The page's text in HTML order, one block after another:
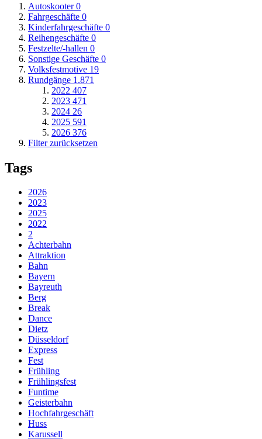
Autoskooter 0
Fahrgeschäfte 0
Kinderfahrgeschäfte 0
Reihengeschäfte 0
Festzelte/-hallen 0
Sonstige Geschäfte 0
Volksfestmotive 19
Rundgänge 1.871
2022 407
2023 471
2024 26
2025 591
2026 376
Filter zurücksetzen
Tags
2026
2023
2025
2022
2
Achterbahn
Attraktion
Bahn
Bayern
Bayreuth
Berg
Break
Dance
Dietz
Düsseldorf
Express
Fest
Frühling
Frühlingsfest
Funtime
Geisterbahn
Hochfahrgeschäft
Huss
Karussell